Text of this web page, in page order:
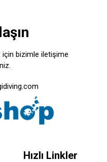
için bizimle iletişime
Hızlı Linkler